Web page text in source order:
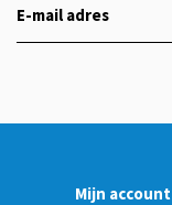
Mijn account